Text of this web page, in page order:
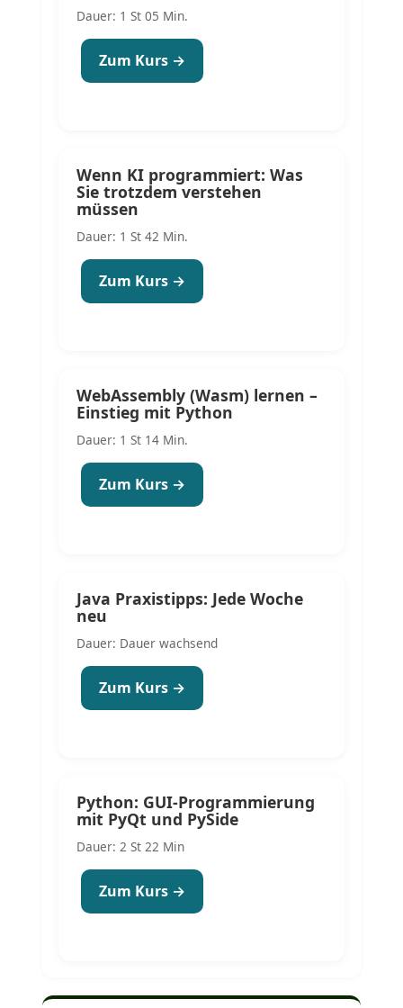
Dauer: 1 St 05 Min.
Zum Kurs →
Wenn KI programmiert: Was
Sie trotzdem verstehen
müssen
Dauer: 1 St 42 Min.
Zum Kurs →
WebAssembly (Wasm) lernen –
Einstieg mit Python
Dauer: 1 St 14 Min.
Zum Kurs →
Java Praxistipps: Jede Woche
neu
Dauer: Dauer wachsend
Zum Kurs →
Python: GUI-Programmierung
mit PyQt und PySide
Dauer: 2 St 22 Min
Zum Kurs →